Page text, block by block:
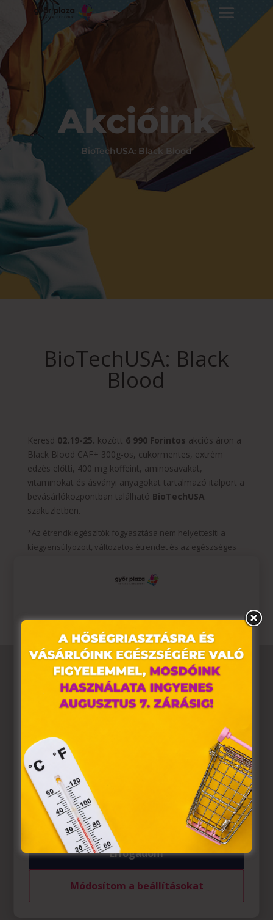
Akcióink
BioTechUSA: Black Blood
BioTechUSA: Black
Blood
Keresd 02.19-25. között 6 990 Forintos akciós áron a
Black Blood CAF+ 300g-os, cukormentes, extrém
edzés előtti, 400 mg koffeint, aminosavakat,
vitaminokat és ásványi anyagokat tartalmazó italport a
bevásárlóközpontban található BioTechUSA
szaküzletben.
*Az étrendkiegészítők fogyasztása nem helyettesíti a
kiegyensúlyozott, változatos étrendet és az egészséges
tárolni! Az ajánlott napi fogyasztási mennyiséget ne lépd
Weboldalunkon „cookie"-kat (továbbiakban „süti")
alkalmazunk. Ezek olyan fájlok, melyek információt
tárolnak webes böngészőjében. Ehhez az Ön
hozzájárulása szükséges.
A „sütiket" az elektronikus hírközlésről szóló 2003. évi C.
törvény, az elektronikus kereskedelmi szolgáltatások, az
információs társadalommal összefüggő szolgáltatások
egyes kérdéseiről szóló 2001. évi CVIII. törvény, valamint
az Európai Unió előírásainak megfelelően használjuk.
Azon weblapoknak, melyek az Európai Unió országain
belül működnek, a „sütik" használatához, és ezeknek a
felhasználó számítógépén vagy egyéb eszközén történő
tárolásához a felhasználók hozzájárulását kell kérniük.
Elfogadom
Módosítom a beállításokat